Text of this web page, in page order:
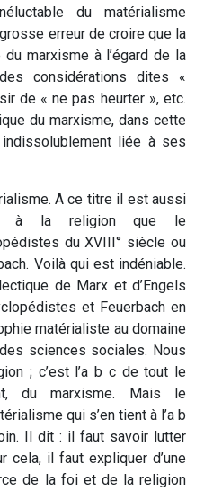
du matérialisme
erreur de croire que la
marxisme à l’égard de la
considérations dites «
de « ne pas heurter », etc.
du marxisme, dans cette
liée à ses
A ce titre il est aussi
à la religion que le
du XVIII° siècle ou
Voilà qui est indéniable.
de Marx et d’Engels
et Feuerbach en
matérialiste au domaine
sciences sociales. Nous
; c’est l’a b c de tout le
du marxisme. Mais le
qui s’en tient à l’a b
Il dit : il faut savoir lutter
cela, il faut expliquer d’une
de la foi et de la religion